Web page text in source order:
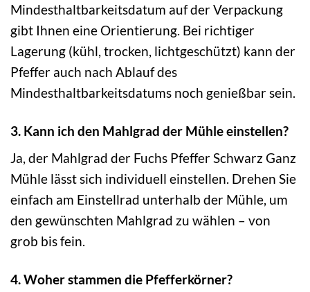
Mindesthaltbarkeitsdatum auf der Verpackung
gibt Ihnen eine Orientierung. Bei richtiger
Lagerung (kühl, trocken, lichtgeschützt) kann der
Pfeffer auch nach Ablauf des
Mindesthaltbarkeitsdatums noch genießbar sein.
3. Kann ich den Mahlgrad der Mühle einstellen?
Ja, der Mahlgrad der Fuchs Pfeffer Schwarz Ganz
Mühle lässt sich individuell einstellen. Drehen Sie
einfach am Einstellrad unterhalb der Mühle, um
den gewünschten Mahlgrad zu wählen – von
grob bis fein.
4. Woher stammen die Pfefferkörner?